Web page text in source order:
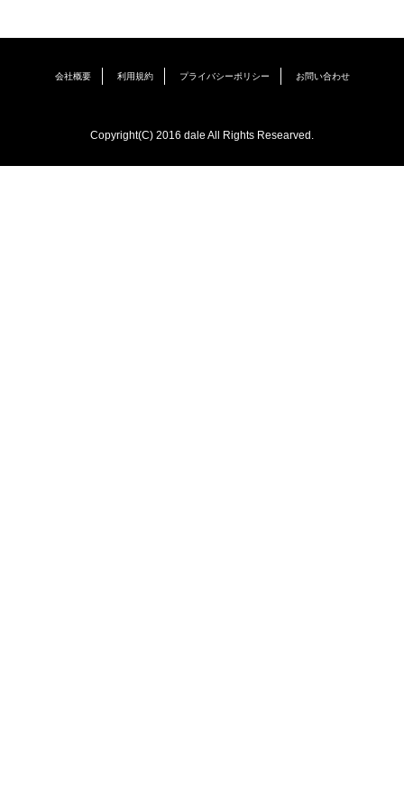
会社概要 利用規約 プライバシーポリシー お問い合わせ
Copyright(C) 2016 dale All Rights Researved.